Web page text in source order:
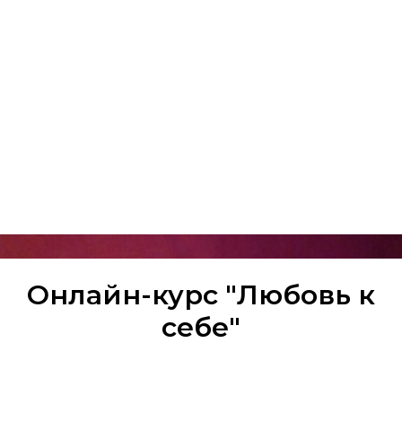
Онлайн-курс "Любовь к
себе"